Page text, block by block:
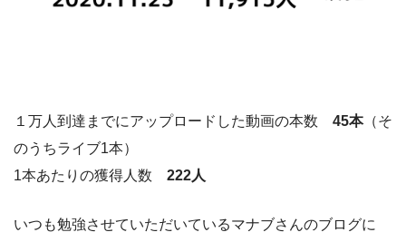
１万人到達までにアップロードした動画の本数 45本（そ
のうちライブ1本）
1本あたりの獲得人数 222人
いつも勉強させていただいているマナブさんのブログに